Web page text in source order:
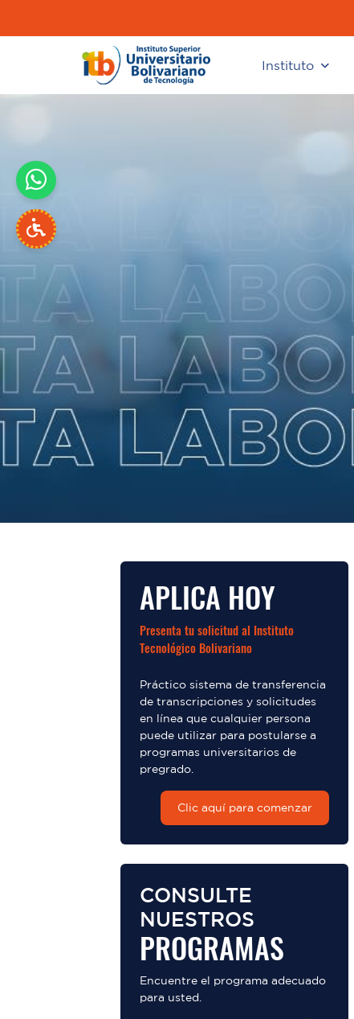
Instituto
APLICA HOY
Presenta tu solicitud al Instituto
Tecnológico Bolivariano
Práctico sistema de transferencia
de transcripciones y solicitudes
en línea que cualquier persona
puede utilizar para postularse a
programas universitarios de
pregrado.
Clic aquí para comenzar
CONSULTE
NUESTROS
PROGRAMAS
Encuentre el programa adecuado
para usted.